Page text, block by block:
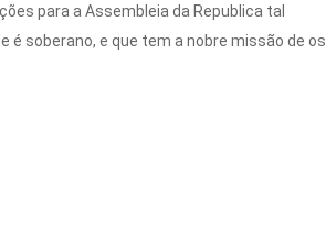
para a Assembleia da Republica tal
soberano, e que tem a nobre missão de os